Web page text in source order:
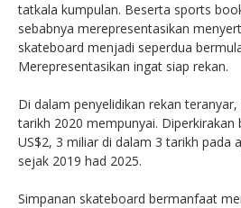
tatkala kumpulan. Beserta sports
sebabnya merepresentasikan
skateboard menjadi seperdua
Merepresentasikan ingat siap rekan.
Di dalam penyelidikan rekan
tarikh 2020 mempunyai. Diperkirakan
US$2, 3 miliar di dalam 3 tarikh pada
sejak 2019 had 2025.
Simpanan skateboard bermanfaat